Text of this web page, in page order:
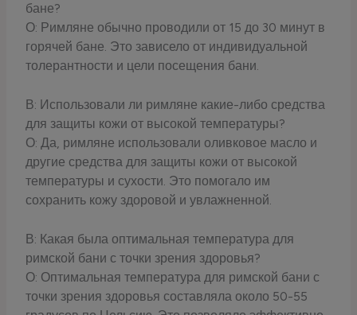
бане?
О: Римляне обычно проводили от 15 до 30 минут в
горячей бане. Это зависело от индивидуальной
толерантности и цели посещения бани.
В: Использовали ли римляне какие-либо средства
для защиты кожи от высокой температуры?
О: Да, римляне использовали оливковое масло и
другие средства для защиты кожи от высокой
температуры и сухости. Это помогало им
сохранить кожу здоровой и увлажненной.
В: Какая была оптимальная температура для
римской бани с точки зрения здоровья?
О: Оптимальная температура для римской бани с
точки зрения здоровья составляла около 50-55